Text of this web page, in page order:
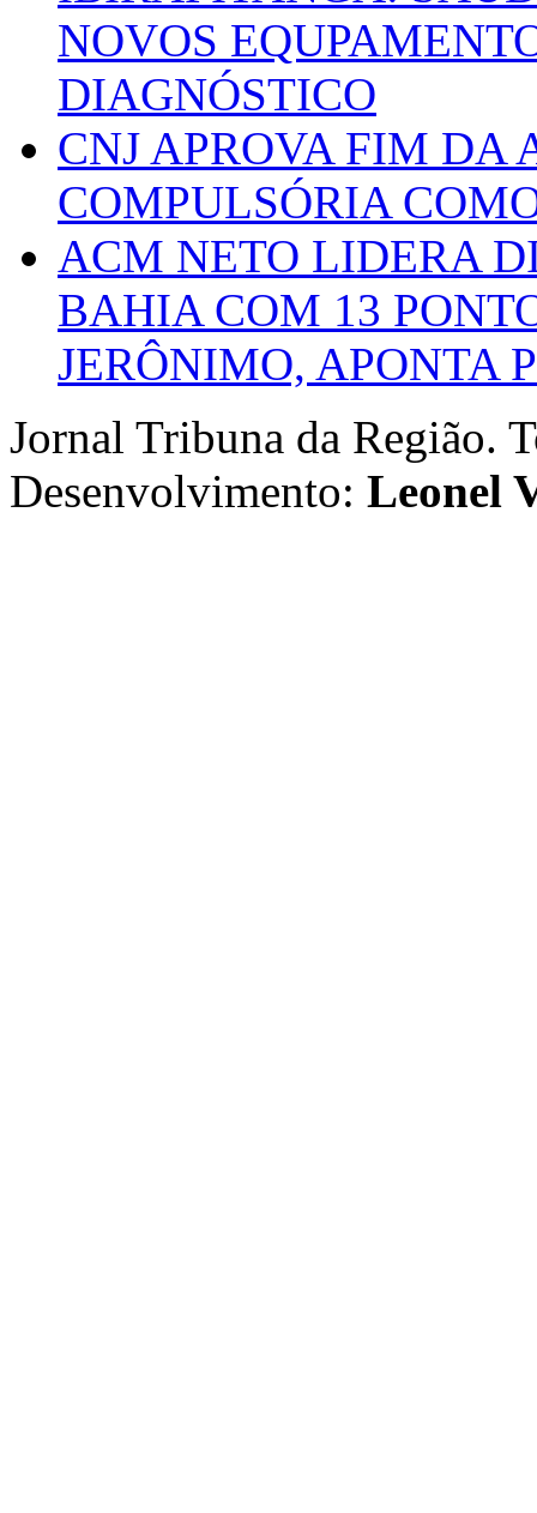
NOVOS
DIAGNÓSTICO
CNJ APROVA FIM DA
COMPULSÓRIA
ACM NETO LIDERA
BAHIA COM 13
JERÔNIMO, APONTA
Jornal Tribuna da Região.
Desenvolvimento: Leonel